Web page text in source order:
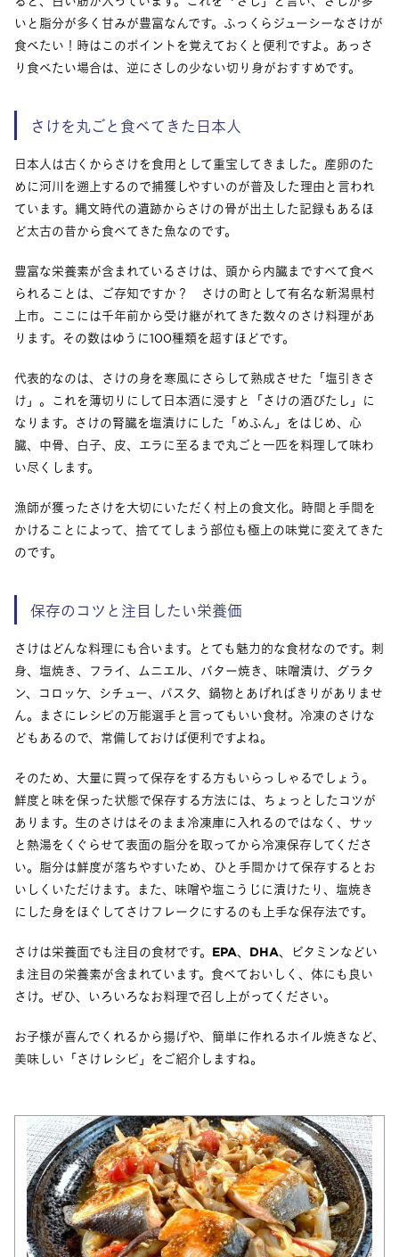
いと脂分が多く甘みが豊富なんです。ふっくらジューシーなさけが
食べたい！時はこのポイントを覚えておくと便利ですよ。あっさ
り食べたい場合は、逆にさしの少ない切り身がおすすめです。
さけを丸ごと食べてきた日本人
日本人は古くからさけを食用として重宝してきました。産卵のた
めに河川を遡上するので捕獲しやすいのが普及した理由と言われ
ています。縄文時代の遺跡からさけの骨が出土した記録もあるほ
ど太古の昔から食べてきた魚なのです。
豊富な栄養素が含まれているさけは、頭から内臓まですべて食べ
られることは、ご存知ですか？ さけの町として有名な新潟県村
上市。ここには千年前から受け継がれてきた数々のさけ料理があ
ります。その数はゆうに100種類を超すほどです。
代表的なのは、さけの身を寒風にさらして熟成させた「塩引きさ
け」。これを薄切りにして日本酒に浸すと「さけの酒びたし」に
なります。さけの腎臓を塩漬けにした「めふん」をはじめ、心
臓、中骨、白子、皮、エラに至るまで丸ごと一匹を料理して味わ
い尽くします。
漁師が獲ったさけを大切にいただく村上の食文化。時間と手間を
かけることによって、捨ててしまう部位も極上の味覚に変えてきた
のです。
保存のコツと注目したい栄養価
さけはどんな料理にも合います。とても魅力的な食材なのです。刺
身、塩焼き、フライ、ムニエル、バター焼き、味噌漬け、グラタ
ン、コロッケ、シチュー、パスタ、鍋物とあげればきりがありませ
ん。まさにレシピの万能選手と言ってもいい食材。冷凍のさけな
どもあるので、常備しておけば便利ですよね。
そのため、大量に買って保存をする方もいらっしゃるでしょう。
鮮度と味を保った状態で保存する方法には、ちょっとしたコツが
あります。生のさけはそのまま冷凍庫に入れるのではなく、サッ
と熱湯をくぐらせて表面の脂分を取ってから冷凍保存してくださ
い。脂分は鮮度が落ちやすいため、ひと手間かけて保存するとお
いしくいただけます。また、味噌や塩こうじに漬けたり、塩焼き
にした身をほぐしてさけフレークにするのも上手な保存法です。
さけは栄養面でも注目の食材です。 EPA、 DHA、ビタミンなどい
ま注目の栄養素が含まれています。食べておいしく、体にも良い
さけ。ぜひ、いろいろなお料理で召し上がってください。
お子様が喜んでくれるから揚げや、簡単に作れるホイル焼きなど、
美味しい「さけレシピ」をご紹介しますね。